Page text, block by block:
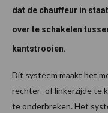
dat de chauffeur in
over te schakelen
kantstrooien.
Dit systeem maakt het
rechter- of linkerzijde te
te onderbreken. Het